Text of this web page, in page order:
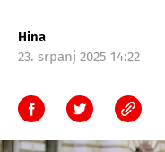
Hina
23. srpanj 2025 14:22